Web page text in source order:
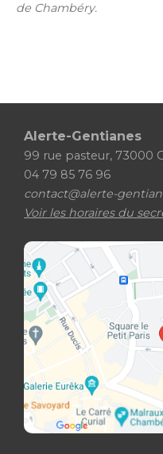
de Chambéry.
Alerte-Gentianes
99 rue pasteur, 73000
04 79 85 76 96
contact@alerte-
Voir les horaires du